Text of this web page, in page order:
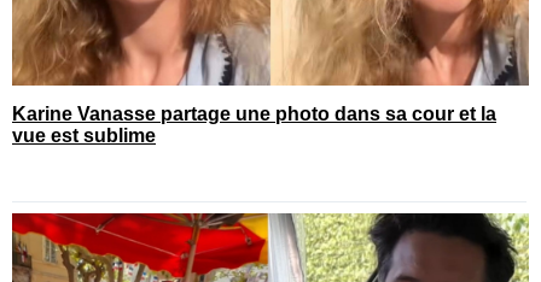
Karine Vanasse partage une photo dans sa cour et la
vue est sublime